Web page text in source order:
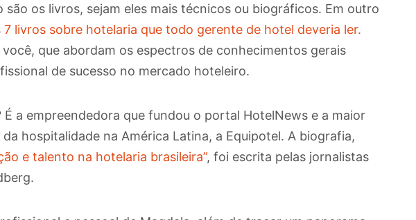
os livros, sejam eles mais técnicos ou biográficos. Em outro
7 livros sobre hotelaria que todo gerente de hotel deveria ler.
que abordam os espectros de conhecimentos gerais
de sucesso no mercado hoteleiro.
É a empreendedora que fundou o portal HotelNews e a maior
hospitalidade na América Latina, a Equipotel. A biografia,
e talento na hotelaria brasileira”, foi escrita pelas jornalistas